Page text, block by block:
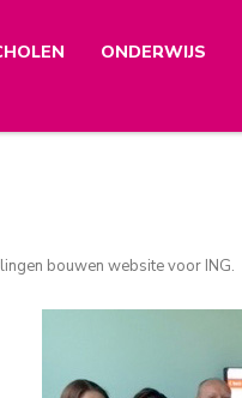
ONDERWIJS
bouwen website voor ING.